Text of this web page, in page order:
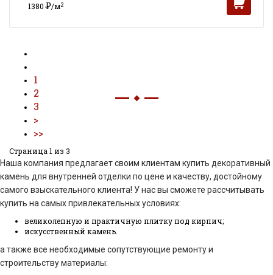
1380Р/м2
1
2
3
Страница 1 из 3
Наша компания предлагает своим клиентам купить декоративный
камень для внутренней отделки по цене и качеству, достойному
самого взыскательного клиента! У нас вы сможете рассчитывать
купить на самых привлекательных условиях:
великолепную и практичную плитку под кирпич;
искусственный камень.
а также все необходимые сопутствующие ремонту и
строительству материалы: